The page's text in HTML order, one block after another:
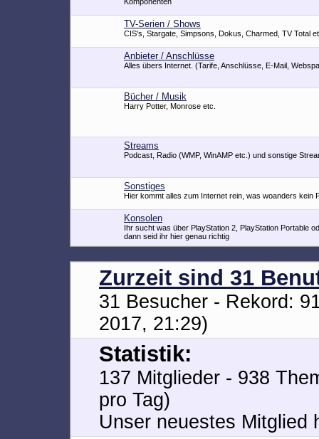
Komponenten
TV-Serien / Shows
CIS's, Stargate, Simpsons, Dokus, Charmed, TV Total
Anbieter / Anschlüsse
Alles übers Internet. (Tarife, Anschlüsse, E-Mail,
Bücher / Musik
Harry Potter, Monrose etc.
Streams
Podcast, Radio (WMP, WinAMP etc.) und sonstige
Sonstiges
Hier kommt alles zum Internet rein, was woanders kein
Konsolen
Ihr sucht was über PlayStation 2, PlayStation Portable
dann seid ihr hier genau richtig
Zurzeit sind 31
31 Besucher - Rekord:
2017, 21:29)
Statistik:
137 Mitglieder - 938
pro Tag)
Unser neuestes Mitglied